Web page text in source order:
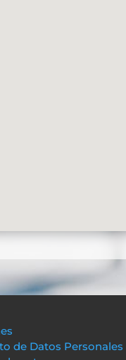
de Datos Personales